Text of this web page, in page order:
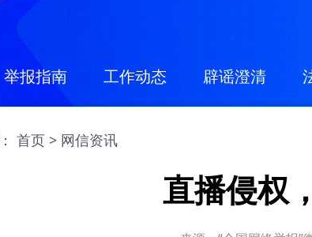
举报指南 工作动态 辟谣澄清
首页 > 网信资讯
直播侵权